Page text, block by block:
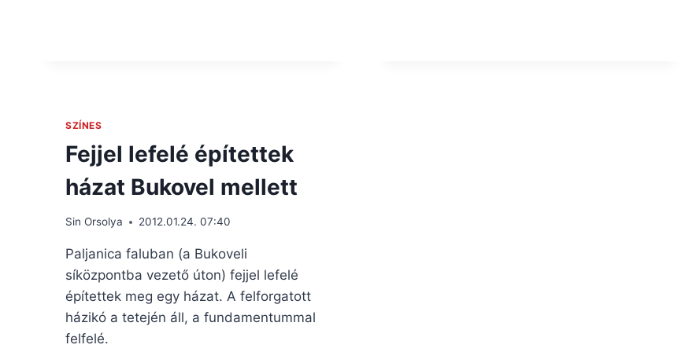
SZÍNES
Fejjel lefelé építettek
házat Bukovel mellett
Sin Orsolya 2012.01.24. 07:40
Paljanica faluban (a Bukoveli
síközpontba vezető úton) fejjel lefelé
építettek meg egy házat. A felforgatott
házikó a tetején áll, a fundamentummal
felfelé.